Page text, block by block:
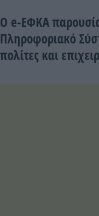
Ο e-ΕΦΚΑ
Πληροφοριακό
πολίτες και